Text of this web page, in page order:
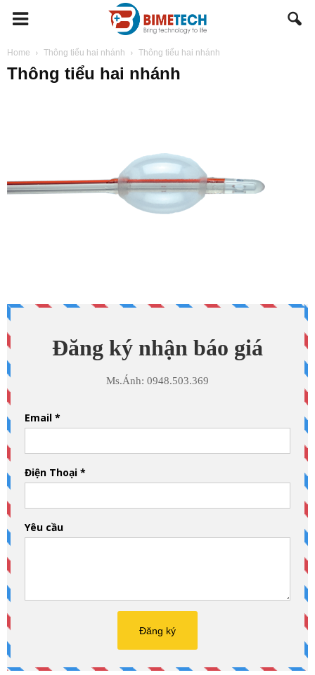
BIMETECH
Home Thông tiểu hai nhánh Thông tiểu hai nhánh
Thông tiểu hai nhánh